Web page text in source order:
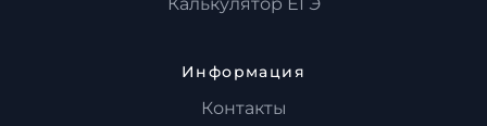
Информация
Контакты